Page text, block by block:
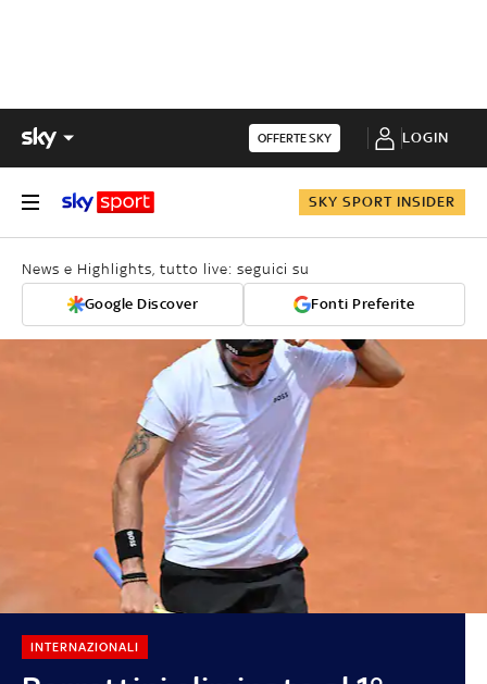
OFFERTE SKY LOGIN
SKY SPORT INSIDER
News e Highlights, tutto live: seguici su
Google Discover Fonti Preferite
INTERNAZIONALI